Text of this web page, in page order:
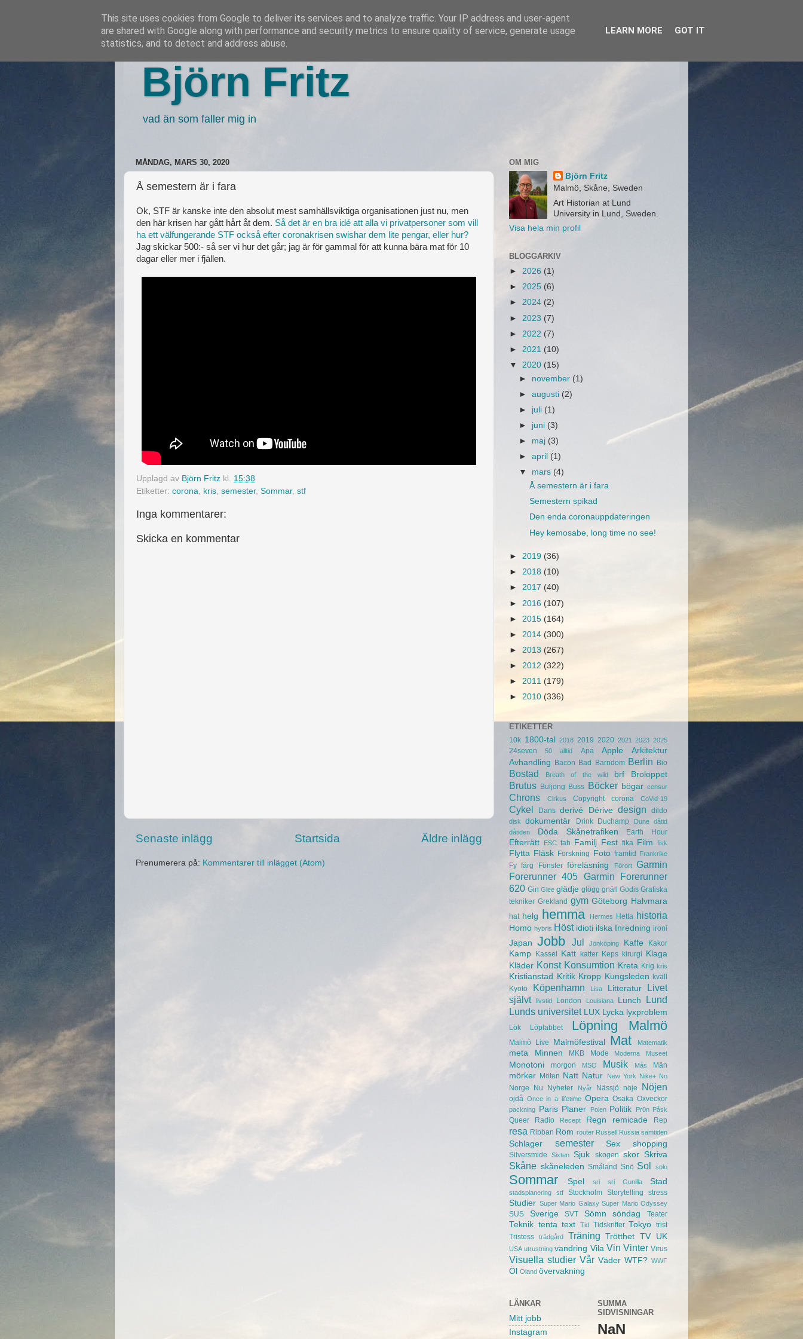
Björn Fritz
vad än som faller mig in
MÅNDAG, MARS 30, 2020
Å semestern är i fara
Ok, STF är kanske inte den absolut mest samhällsviktiga organisationen just nu, men
den här krisen har gått hårt åt dem. Så det är en bra idé att alla vi privatpersoner som vill
ha ett välfungerande STF också efter coronakrisen swishar dem lite pengar, eller hur?
Jag skickar 500:- så ser vi hur det går; jag är för gammal för att kunna bära mat för 10
dagar eller mer i fjällen.
Upplagd av Björn Fritz kl. 15:38
Etiketter: corona kris semester, Sommar, stf
Inga kommentarer:
Skicka en kommentar
Senaste inlägg Äldre inlägg
Startsida
Prenumerera på: Kommentarer till inlägget (Atom)
OM MIG
Björn Fritz
Malmö, Skåne, Sweden
Art Historian at Lund
University in Lund, Sweden.
Visa hela min profil
BLOGGARKIV
► 2026 (1)
► 2025 (6)
► 2024 (2)
► 2023 (7)
► 2022 (7)
► 2021 (10)
▼ 2020 (15)
► november (1)
►augusti (2)
► juli (1)
► juni (3)
► maj (3)
►april (1)
▼ mars (4)
Å semestern är i fara
Semestern spikad
Den enda coronauppdateringen
Hey kemosabe, long time no see!
► 2019 (36)
► 2018 (10)
► 2017 (40)
► 2016 (107)
► 2015 (164)
► 2014 (300)
► 2013 (267)
► 2012 (322)
► 2011 (179)
► 2010 (336)
ETIKETTER
10k 1800-tal 2018 2019 2020 2021 2023 2025
24seven 50 alltid Apa Apple
Arkitektur
Avhandling
Bacon Bad Barndom Berlin Bio
Bostad Breath of the wild brf Broloppet
Brutus Buljong Buss Böcker bögar censur
Chrons Cirkus Copyright corona CoVid-19
Cykel Dans derivé Dérive design dildo
disk dokumentär Drink Duchamp Dune
dåtid
dåtiden
Döda Skånetrafiken Earth Hour
Efterrätt ESC fab Familj Fest fika Film fisk
Flytta Fläsk Forskning Foto framtid Frankrike
Fy färg Fönster föreläsning Förort
Garmin
Forerunner 405 Garmin Forerunner
620 Gin Glee glädje glögg gnäll Godis Grafiska
tekniker Grekland gym Göteborg Halvmara
hat helg hemma Hermes Hetta historia
Homo hybris Höst idioti ilska Inredning ironi
Japan Jobb Jul Jönköping Kaffe Kakor
Kamp Kassel Katt katter Keps kirurgi
Klaga
Kläder Konst Konsumtion Kreta Krig kris
Kristianstad Kritik Kropp Kungsleden kväll
Kyoto
Köpenhamn Lisa Litteratur
Livet
självt
livstid London Louisiana Lunch
Lund
Lunds universitet LUX Lycka lyxproblem
Lök Löplabbet Löpning Malmö
Malmö Live Malmöfestival Mat Matematik
meta Minnen MKB Mode Moderna Museet
Monotoni morgon MSO Musik Mås Män
mörker Möten Natt Natur New York Nike+ No
Norge Nu Nyheter Nyår Nässjö nöje Nöjen
ojdå Once in a lifetime Opera Osaka Oxveckor
packning Paris Planer Polen Politik Pr0n Påsk
Queer Radio Recept Regn remicade Rep
resa Ribban Rom router Russell Russia samtiden
Schlager semester Sex shopping
Silversmide Sixten Sjuk skogen skor Skriva
Skåne skåneleden Småland Snö Sol solo
Sommar Spel sri sri Gunilla Stad
stadsplanering stf Stockholm Storytelling stress
Studier Super Mario Galaxy Super Mario Odyssey
SUS Sverige SVT Sömn söndag Teater
Teknik tenta text Tid Tidskrifter Tokyo trist
Tristess
trädgård Träning Trötthet TV UK
USA utrustning vandring Vila Vin Vinter Virus
Visuella studier Vår Väder WTF? WWF
Öl Öland övervakning
LÄNKAR
Mitt jobb
Instagram
SUMMA
SIDVISNINGAR
NaN
This site uses cookies from Google to deliver its services and to analyze traffic. Your IP address and user-agent
are shared with Google along with performance and security metrics to ensure quality of service, generate usage
statistics, and to detect and address abuse.
LEARN MORE GOT IT